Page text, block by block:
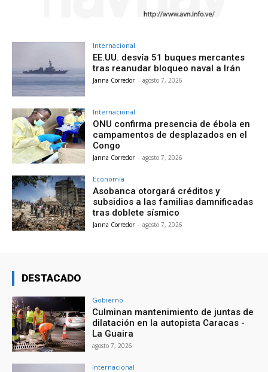
Internacional
EE.UU. desvía 51 buques mercantes
tras reanudar bloqueo naval a Irán
Janna Corredor - agosto 7, 2026
Internacional
ONU confirma presencia de ébola en
campamentos de desplazados en el
Congo
Janna Corredor - agosto 7, 2026
Economía
Asobanca otorgará créditos y
subsidios a las familias damnificadas
tras doblete sísmico
Janna Corredor - agosto 7, 2026
DESTACADO
Gobierno
Culminan mantenimiento de juntas de
dilatación en la autopista Caracas -
La Guaira
agosto 7, 2026
Internacional